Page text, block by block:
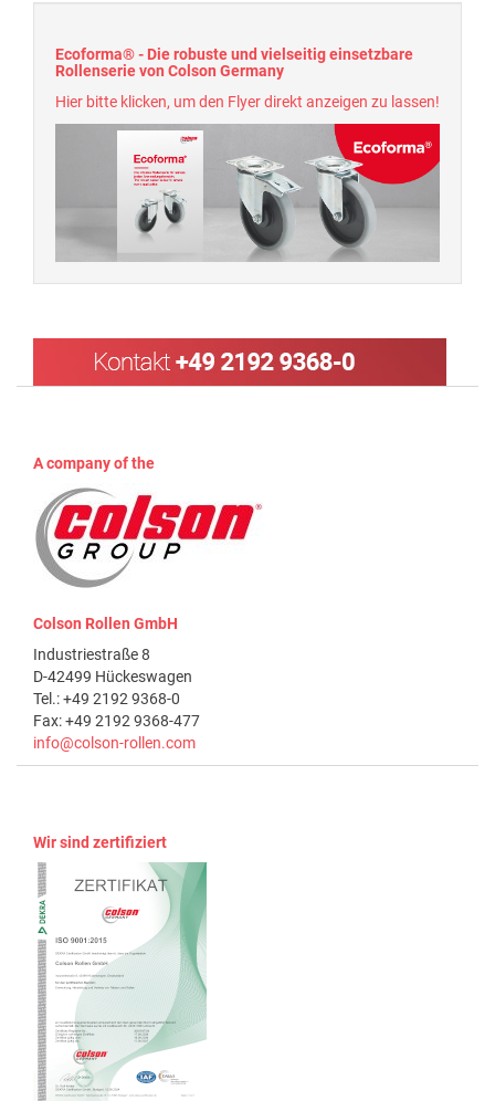
Ecoforma® - Die robuste und vielseitig einsetzbare
Rollenserie von Colson Germany
Hier bitte klicken, um den Flyer direkt anzeigen zu lassen!
A company of the
Colson Rollen GmbH
Industriestraße 8
D-42499 Hückeswagen
Tel.: +49 2192 9368-0
Fax: +49 2192 9368-477
info@colson-rollen.com
Wir sind zertifiziert